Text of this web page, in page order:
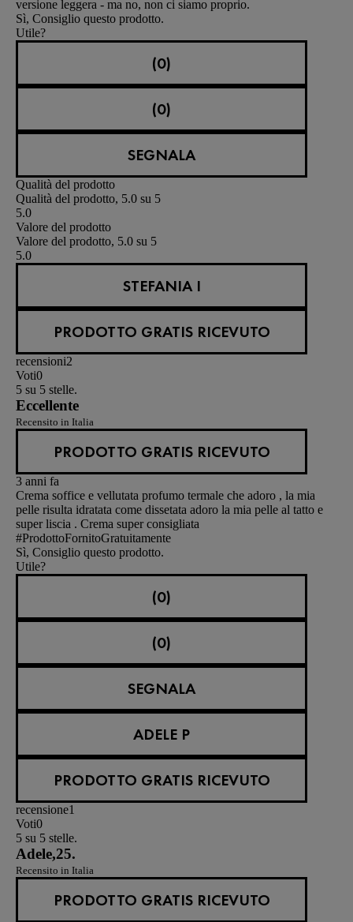
versione leggera - ma no, non ci siamo proprio.
Sì, Consiglio questo prodotto.
Utile?
(0)
(0)
SEGNALA
Qualità del prodotto
Qualità del prodotto, 5.0 su 5
5.0
Valore del prodotto
Valore del prodotto, 5.0 su 5
5.0
STEFANIA I
PRODOTTO GRATIS RICEVUTO
recensioni2
Voti0
5 su 5 stelle.
Eccellente
Recensito in Italia
PRODOTTO GRATIS RICEVUTO
3 anni fa
Crema soffice e vellutata profumo termale che adoro , la mia
pelle risulta idratata come dissetata adoro la mia pelle al tatto e
super liscia . Crema super consigliata
#ProdottoFornitoGratuitamente
Sì, Consiglio questo prodotto.
Utile?
(0)
(0)
SEGNALA
ADELE P
PRODOTTO GRATIS RICEVUTO
recensione1
Voti0
5 su 5 stelle.
Adele,25.
Recensito in Italia
PRODOTTO GRATIS RICEVUTO